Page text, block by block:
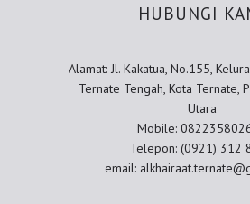
HUBUNGI
Alamat: Jl. Kakatua, No.155,
Ternate Tengah, Kota Ternate,
Utara
Mobile:
Telepon: (0921) 312
email: